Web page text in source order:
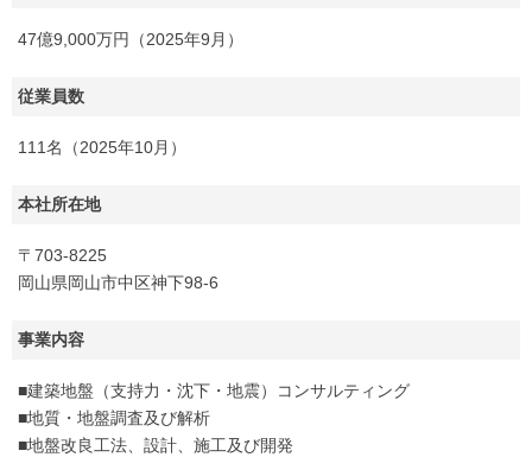
47億9,000万円（2025年9月）
従業員数
111名（2025年10月）
本社所在地
〒703-8225
岡山県岡山市中区神下98-6
事業内容
■建築地盤（支持力・沈下・地震）コンサルティング
■地質・地盤調査及び解析
■地盤改良工法、設計、施工及び開発